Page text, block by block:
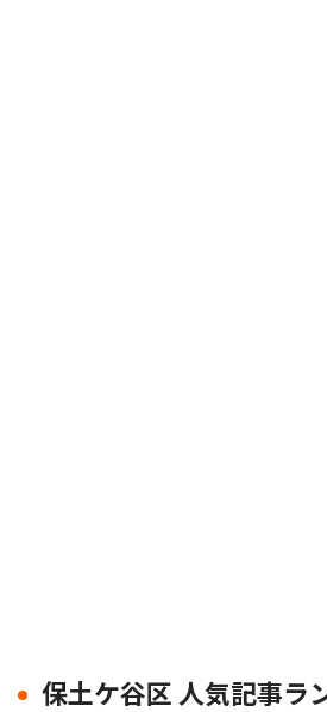
保土ケ谷区 人気記事ラ